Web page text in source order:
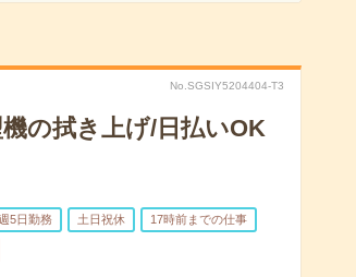
No.SGSIY5204404-T3
の拭き上げ/日払いOK
5日勤務 土日祝休 17時前までの仕事